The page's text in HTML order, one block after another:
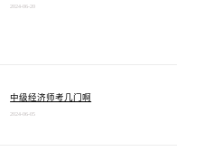
2024-06-20
中级经济师考几门啊
2024-06-05